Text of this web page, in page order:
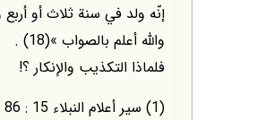
إنّه ولد في سنة ثلاث أو
والله أعلم بالصواب »(18) .
فلماذا التكذيب والإنكار ؟!
(1) سير أعلام النبلاء 15 : 86 .